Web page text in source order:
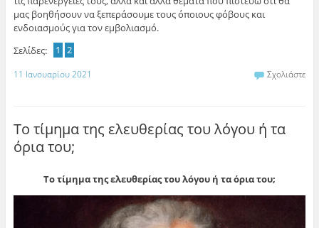
μας βοηθήσουν να ξεπεράσουμε τους όποιους φόβους και
ενδοιασμούς για τον εμβολιασμό.
Σελίδες:
1 2
11 Ιανουαρίου 2021 Σχολιάστε
Το τίμημα της ελευθερίας του λόγου ή τα
όρια του;
Το τίμημα της ελευθερίας του λόγου ή τα όρια του;